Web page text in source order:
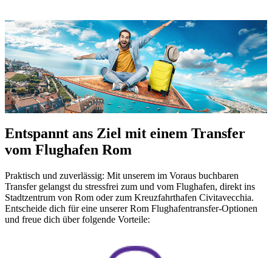
Entspannt ans Ziel mit einem Transfer
vom Flughafen Rom
Praktisch und zuverlässig: Mit unserem im Voraus buchbaren
Transfer gelangst du stressfrei zum und vom Flughafen, direkt ins
Stadtzentrum von Rom oder zum Kreuzfahrthafen Civitavecchia.
Entscheide dich für eine unserer Rom Flughafentransfer-Optionen
und freue dich über folgende Vorteile: